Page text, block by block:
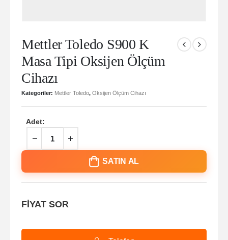
Mettler Toledo S900 K
Masa Tipi Oksijen Ölçüm
Cihazı
Kategoriler: Mettler Toledo, Oksijen Ölçüm Cihazı
Adet:
SATIN AL
FİYAT SOR